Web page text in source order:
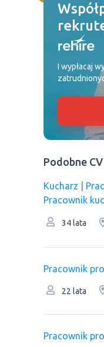
I wypłacaj
Podobne CV
Kucharz |
Pracownik
34 lata
Pracownik
22 lata
Pracownik